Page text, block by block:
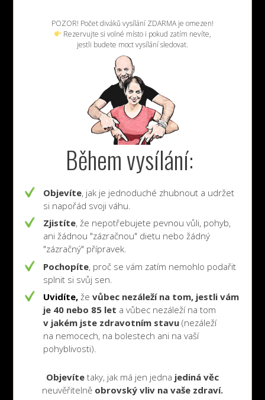
POZOR! Počet diváků vysílání ZDARMA je omezen!
Rezervujte si volné místo i pokud zatím nevíte,
jestli budete moct vysílání sledovat.
Během vysílání:
Objevíte, jak je jednoduché zhubnout a udržet
si napořád svoji váhu.
Zjistíte, že nepotřebujete pevnou vůli, pohyb,
ani žádnou "zázračnou" dietu nebo žádný
"zázračný" přípravek.
Pochopíte, proč se vám zatím nemohlo podařit
splnit si svůj sen.
Uvidíte, ževůbec nezáleží na tom, jestli vám
je 40 nebo 85 let a vůbec nezáleží na tom
v jakém jste zdravotním stavu(nezáleží
na nemocech, na bolestech ani na vaší
pohyblivosti).
Objevíte taky, jak má jen jedna jediná věc
neuvěřitelně obrovský vliv na vaše zdraví.